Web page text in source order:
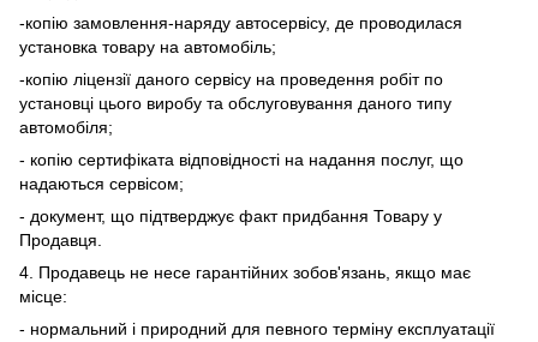
-копію замовлення-наряду автосервісу, де проводилася
установка товару на автомобіль;
-копію ліцензії даного сервісу на проведення робіт по
установці цього виробу та обслуговування даного типу
автомобіля;
- копію сертифіката відповідності на надання послуг, що
надаються сервісом;
- документ, що підтверджує факт придбання Товару у
Продавця.
4. Продавець не несе гарантійних зобов'язань, якщо має
місце:
- нормальний і природний для певного терміну експлуатації